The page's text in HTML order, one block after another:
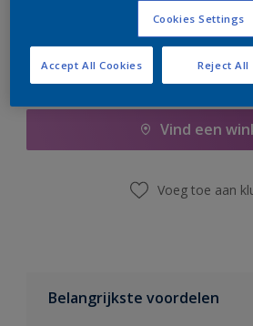
Vind een
Voeg toe aan
Belangrijkste voordelen
Cookies Settings
Reject All
Accept All Cookies